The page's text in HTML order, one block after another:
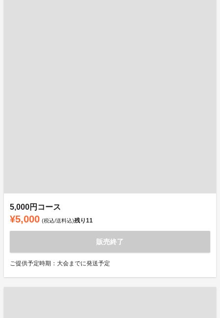
5,000円コース
¥5,000 (税込/送料込)残り11
販売終了
ご提供予定時期：大会までに発送予定